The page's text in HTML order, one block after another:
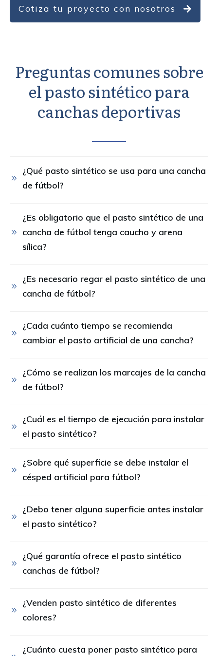
Cotiza tu proyecto con nosotros
Preguntas comunes sobre
el pasto sintético para
canchas deportivas
¿Qué pasto sintético se usa para una cancha
de fútbol?
¿Es obligatorio que el pasto sintético de una
cancha de fútbol tenga caucho y arena
sílica?
¿Es necesario regar el pasto sintético de una
cancha de fútbol?
¿Cada cuánto tiempo se recomienda
cambiar el pasto artificial de una cancha?
¿Cómo se realizan los marcajes de la cancha
de fútbol?
¿Cuál es el tiempo de ejecución para instalar
el pasto sintético?
¿Sobre qué superficie se debe instalar el
césped artificial para fútbol?
¿Debo tener alguna superficie antes instalar
el pasto sintético?
¿Qué garantía ofrece el pasto sintético
canchas de fútbol?
¿Venden pasto sintético de diferentes
colores?
¿Cuánto cuesta poner pasto sintético para